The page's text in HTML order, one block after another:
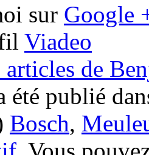
sur Google
Viadeo
articles de
été publié
Bosch,